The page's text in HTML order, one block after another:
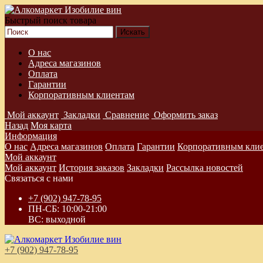
Быстрый поиск товара
О нас
Адреса магазинов
Оплата
Гарантии
Корпоративным клиентам
Мой аккаунт Закладки Сравнение Оформить заказ
Назад Моя карта
Информация
О нас Адреса магазинов Оплата Гарантии Корпоративным
Мой аккаунт
Мой аккаунт История заказов Закладки Рассылка новостей
Связаться с нами
+7 (902) 947-78-95
ПН-СБ: 10:00-21:00
ВС: выходной
+7 (902) 947-78-95